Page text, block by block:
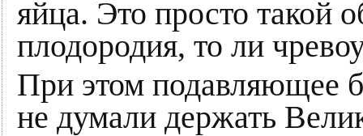
яйца. Это просто такой
плодородия, то ли
При этом подавляющее
не думали держать